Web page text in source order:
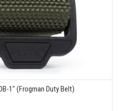
1" (Frogman Duty Belt)